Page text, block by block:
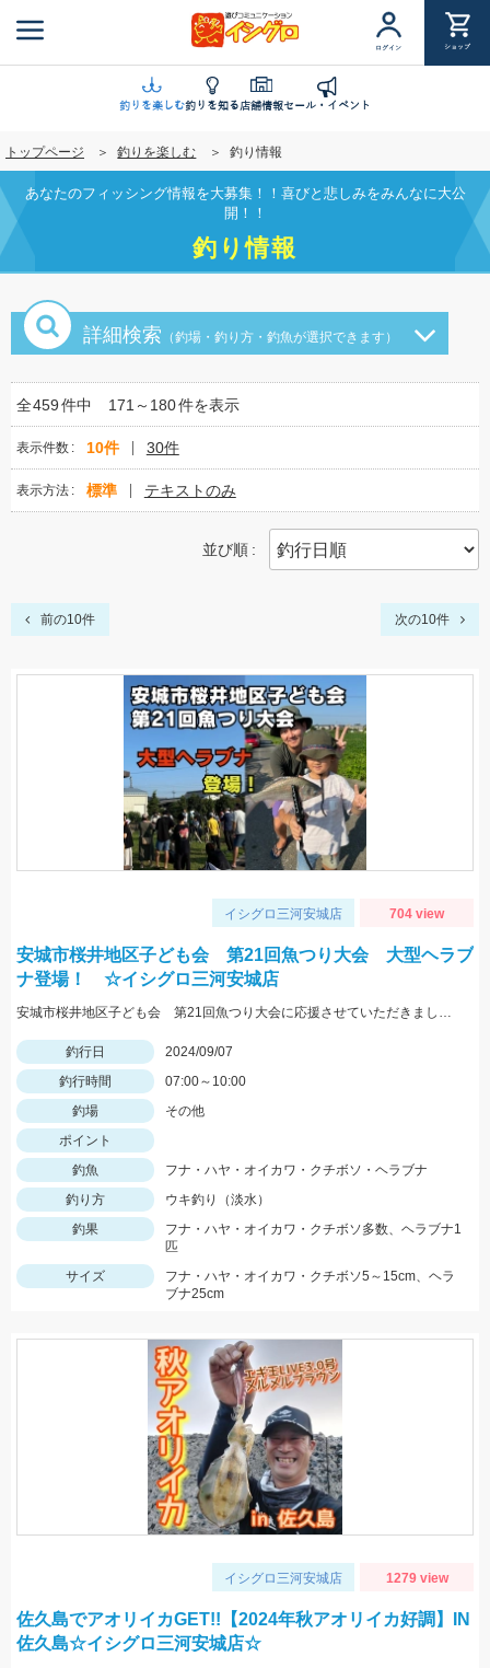
ン
に
移
動
ログイン ショップ
釣りを楽しむ釣りを知る店舗情報セール・イベント
トップページ 釣りを楽しむ 釣り情報
あなたのフィッシング情報を大募集！！喜びと悲しみをみんなに大公
開！！
釣り情報
詳細検索 （釣場・釣り方・釣魚が選択できます）
全459件中 171～180件を表示
表示件数 10件 30件
表示方法 標準 テキストのみ
並び順
前の10件 次の10件
イシグロ三河安城店 704 view
安城市桜井地区子ども会 第21回魚つり大会 大型ヘラブ
ナ登場！ ☆イシグロ三河安城店
安城市桜井地区子ども会 第21回魚つり大会に応援させていただきました～
釣行日
2024/09/07
釣行時間
07:00～10:00
釣場
その他
ポイント
釣魚
フナ・ハヤ・オイカワ・クチボソ・ヘラブナ
釣り方
ウキ釣り（淡水）
釣果
フナ・ハヤ・オイカワ・クチボソ多数、ヘラブナ1
匹
サイズ
フナ・ハヤ・オイカワ・クチボソ5～15cm、ヘラ
ブナ25cm
イシグロ三河安城店 1279 view
佐久島でアオリイカGET!!【2024年秋アオリイカ好調】IN
佐久島☆イシグロ三河安城店☆